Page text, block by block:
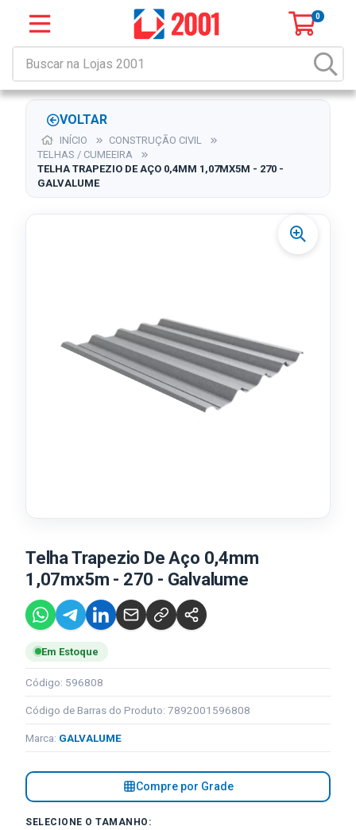
0
VOLTAR
INÍCIO
CONSTRUÇÃO CIVIL
TELHAS / CUMEEIRA
TELHA TRAPEZIO DE AÇO 0,4MM 1,07MX5M - 270 -
GALVALUME
Telha Trapezio De Aço 0,4mm
1,07mx5m - 270 - Galvalume
Em Estoque
Código: 596808
Código de Barras do Produto: 7892001596808
Marca: GALVALUME
Compre por Grade
SELECIONE O TAMANHO: